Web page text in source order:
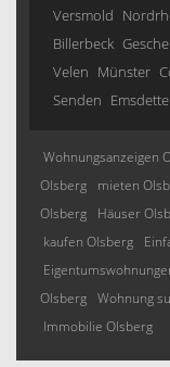
Versmold
Billerbeck
Velen Münster
Senden
Wohnungsanzeigen
Olsberg
mieten
Olsberg
Häuser
kaufen Olsberg
Olsberg Wohnung
Immobilie Olsberg